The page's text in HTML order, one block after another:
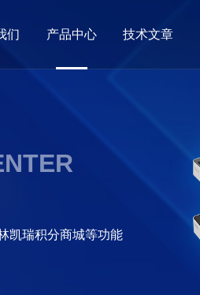
们 产品中心 技术文章
凯瑞积分商城等功能